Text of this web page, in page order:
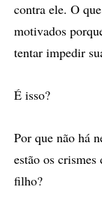
contra ele. O
motivados
tentar impedir
É isso?
Por que não há
estão os
filho?